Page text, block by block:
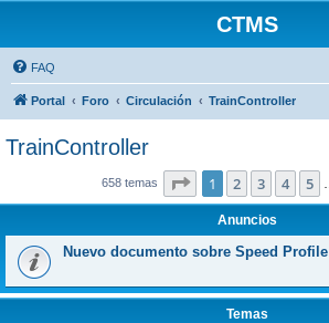
CTMS
FAQ
Portal Foro Circulación TrainController
TrainController
658 temas Página de 14
1 2 3 4 5
Anuncios
Nuevo documento sobre Speed Profile
Temas